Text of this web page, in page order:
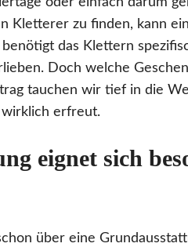
Kletterer zu finden, kann
das Klettern
Doch welche
tauchen wir tief in die
wirklich erfreut.
eignet sich
über eine